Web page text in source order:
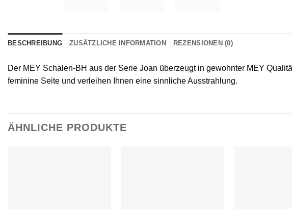
BESCHREIBUNG ZUSÄTZLICHE INFORMATION REZENSIONEN (0)
Der MEY Schalen-BH aus der Serie Joan überzeugt in gewohnter MEY
feminine Seite und verleihen Ihnen eine sinnliche Ausstrahlung.
ÄHNLICHE PRODUKTE